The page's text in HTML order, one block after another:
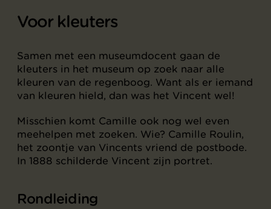
Voor kleuters
Samen met een museumdocent gaan de
kleuters in het museum op zoek naar alle
kleuren van de regenboog. Want als er iemand
van kleuren hield, dan was het Vincent wel!
Misschien komt Camille ook nog wel even
meehelpen met zoeken. Wie? Camille Roulin,
het zoontje van Vincents vriend de postbode.
In 1888 schilderde Vincent zijn portret.
Rondleiding